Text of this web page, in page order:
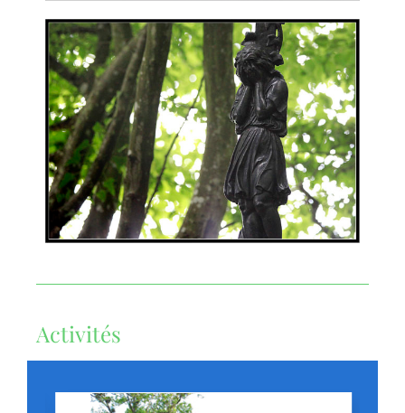
Activités